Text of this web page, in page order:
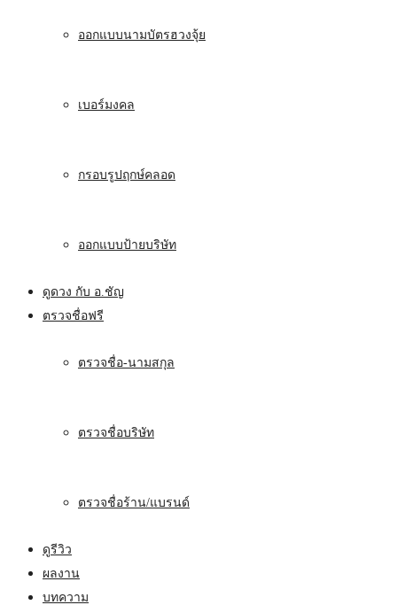
ออกแบบนามบัตรฮวงจุ้ย
เบอร์มงคล
กรอบรูปฤกษ์คลอด
ออกแบบป้ายบริษัท
ดูดวง กับ อ.ชัญ
ตรวจชื่อฟรี
ตรวจชื่อ-นามสกุล
ตรวจชื่อบริษัท
ตรวจชื่อร้าน/แบรนด์
ดูรีวิว
ผลงาน
บทความ